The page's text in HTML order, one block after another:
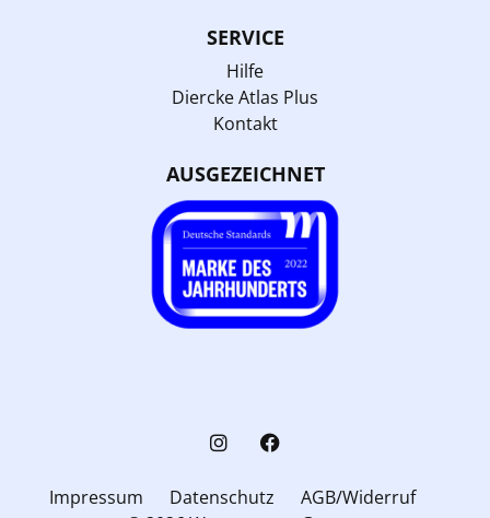
SERVICE
Hilfe
Diercke Atlas Plus
Kontakt
AUSGEZEICHNET
Impressum Datenschutz
AGB/Widerruf